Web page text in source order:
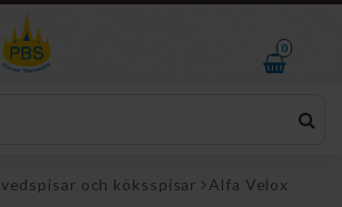
0
vedspisar och köksspisar Alfa Velox